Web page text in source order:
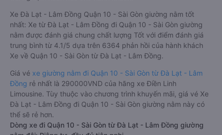
Xe Đà Lạt - Lâm Đồng Quận 10 - Sài Gòn giường nằm tốt
nhất: Xe từ Đà Lạt - Lâm Đồng đi Quận 10 - Sài Gòn giường
nằm được đánh giá chung chất lượng Tốt với điểm đánh giá
trung bình từ 4.1/5 dựa trên 6364 phản hồi của hành khách
Xe về Quận 10 - Sài Gòn từ Đà Lạt - Lâm Đồng.
Giá vé xe giường nằm đi Quận 10 - Sài Gòn từ Đà Lạt - Lâm
Đồng rẻ nhất là 290000VND của hãng xe Điền Linh
Limousine. Tùy thuộc vào chương trình khuyến mãi, giá vé Xe
Đà Lạt - Lâm Đồng đi Quận 10 - Sài Gòn giường nằm này có
thể sẽ rẻ hơn.
Dòng xe đi Quận 10 - Sài Gòn từ Đà Lạt - Lâm Đồng giường